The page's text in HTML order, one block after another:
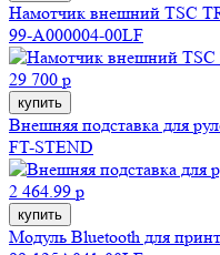
Намотчик внешний TSC
99-A000004-00LF
29 700 р
купить
Внешняя подставка для
FT-STEND
2 464.99 р
купить
Модуль Bluetooth для